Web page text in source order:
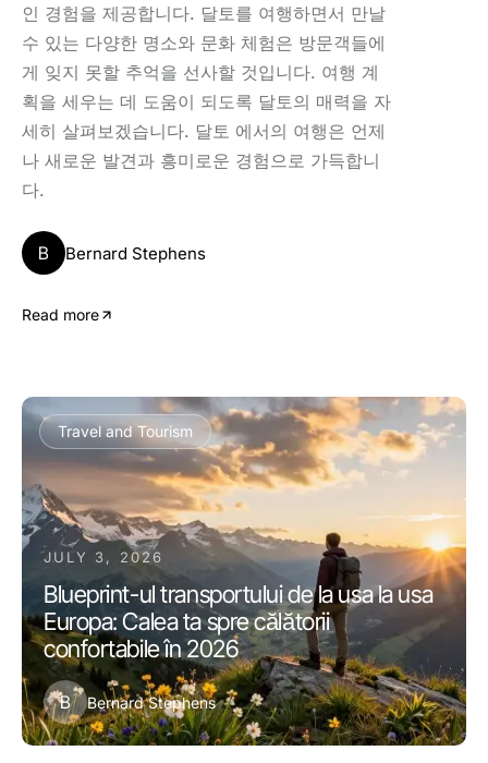
인 경험을 제공합니다. 달토를 여행하면서 만날
수 있는 다양한 명소와 문화 체험은 방문객들에
게 잊지 못할 추억을 선사할 것입니다. 여행 계
획을 세우는 데 도움이 되도록 달토의 매력을 자
세히 살펴보겠습니다. 달토 에서의 여행은 언제
나 새로운 발견과 흥미로운 경험으로 가득합니
다.
B Bernard Stephens
Read more
Travel and Tourism
JULY 3, 2026
Blueprint-ul transportului de la usa la usa
Europa: Calea ta spre călătorii
confortabile în 2026
B Bernard Stephens